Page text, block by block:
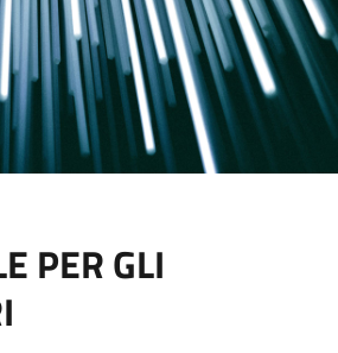
PER GLI